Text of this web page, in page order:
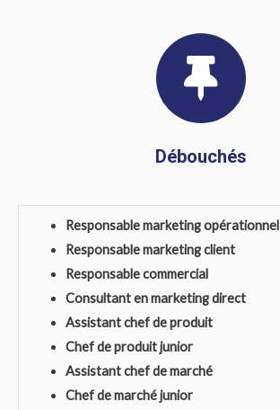
Débouchés
Responsable marketing opérationnel
Responsable marketing client
Responsable commercial
Consultant en marketing direct
Assistant chef de produit
Chef de produit junior
Assistant chef de marché
Chef de marché junior